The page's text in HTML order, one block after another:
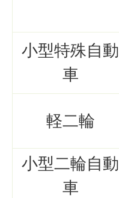
小型特殊自動
車
軽二輪
小型二輪自動
車